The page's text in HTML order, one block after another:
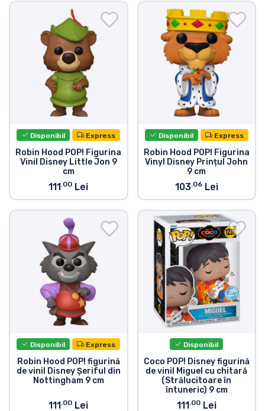
Disponibil Express
Robin Hood POP! Figurina
Vinil Disney Little Jon 9
cm
111 .00 Lei
Disponibil Express
Robin Hood POP! Figurina
Vinyl Disney Prințul John
9 cm
103.06Lei
Disponibil Express
Robin Hood POP! figurină
de vinil Disney Șeriful din
Nottingham 9 cm
111 .00 Lei
Disponibil
Coco POP! Disney figurină
de vinil Miguel cu chitară
(Strălucitoare în
întuneric) 9 cm
111.00Lei